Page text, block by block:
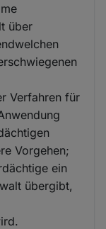
über
Verfahren für
Vorgehen;
ein
übergibt,